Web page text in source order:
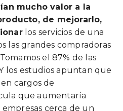
mucho valor a la
de mejorarlo,
los servicios de una
las grandes compradoras
el 87% de las
los estudios apuntan que
cargos de
que aumentaría
cerca de un